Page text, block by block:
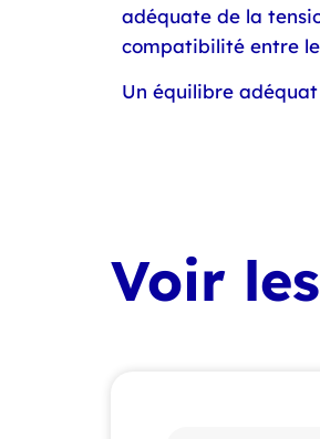
adéquate de la
compatibilité entre
Un équilibre
Voir